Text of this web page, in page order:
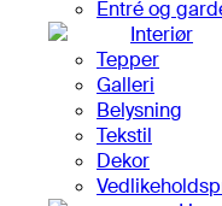
Entré og
Interiør
Tepper
Galleri
Belysning
Tekstil
Dekor